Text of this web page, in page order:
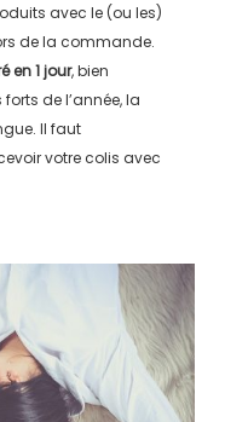
avec le (ou les)
de la commande.
en1 jour, bien
de l’année, la
Il faut
votre colis avec